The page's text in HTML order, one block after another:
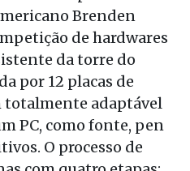
Brenden
de hardwares
da torre do
por 12 placas de
totalmente adaptável
PC, como fonte, pen
O processo de